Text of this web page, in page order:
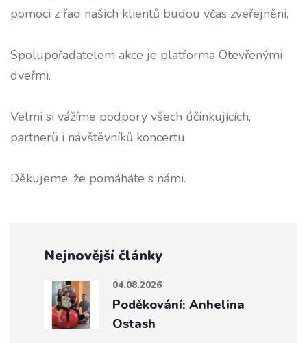
pomoci z řad našich klientů budou včas zveřejněni.
Spolupořadatelem akce je platforma Otevřenými
dveřmi.
Velmi si vážíme podpory všech účinkujících,
partnerů i návštěvníků koncertu.
Děkujeme, že pomáháte s námi.
Nejnovější články
04.08.2026
Poděkování: Anhelina
Ostash